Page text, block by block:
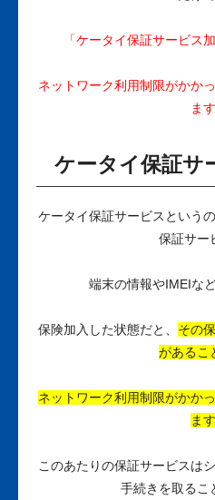
「ケータイ保証サービス
ネットワーク利用制限がかか
ます
ケータイ保証
ケータイ保証サービスという
保証サー
端末の情報やIMEIな
保険加入した状態だと、 その
があるこ
ネットワーク利用制限がかか
ます
このあたりの保証サービスは
手続きを取るこ